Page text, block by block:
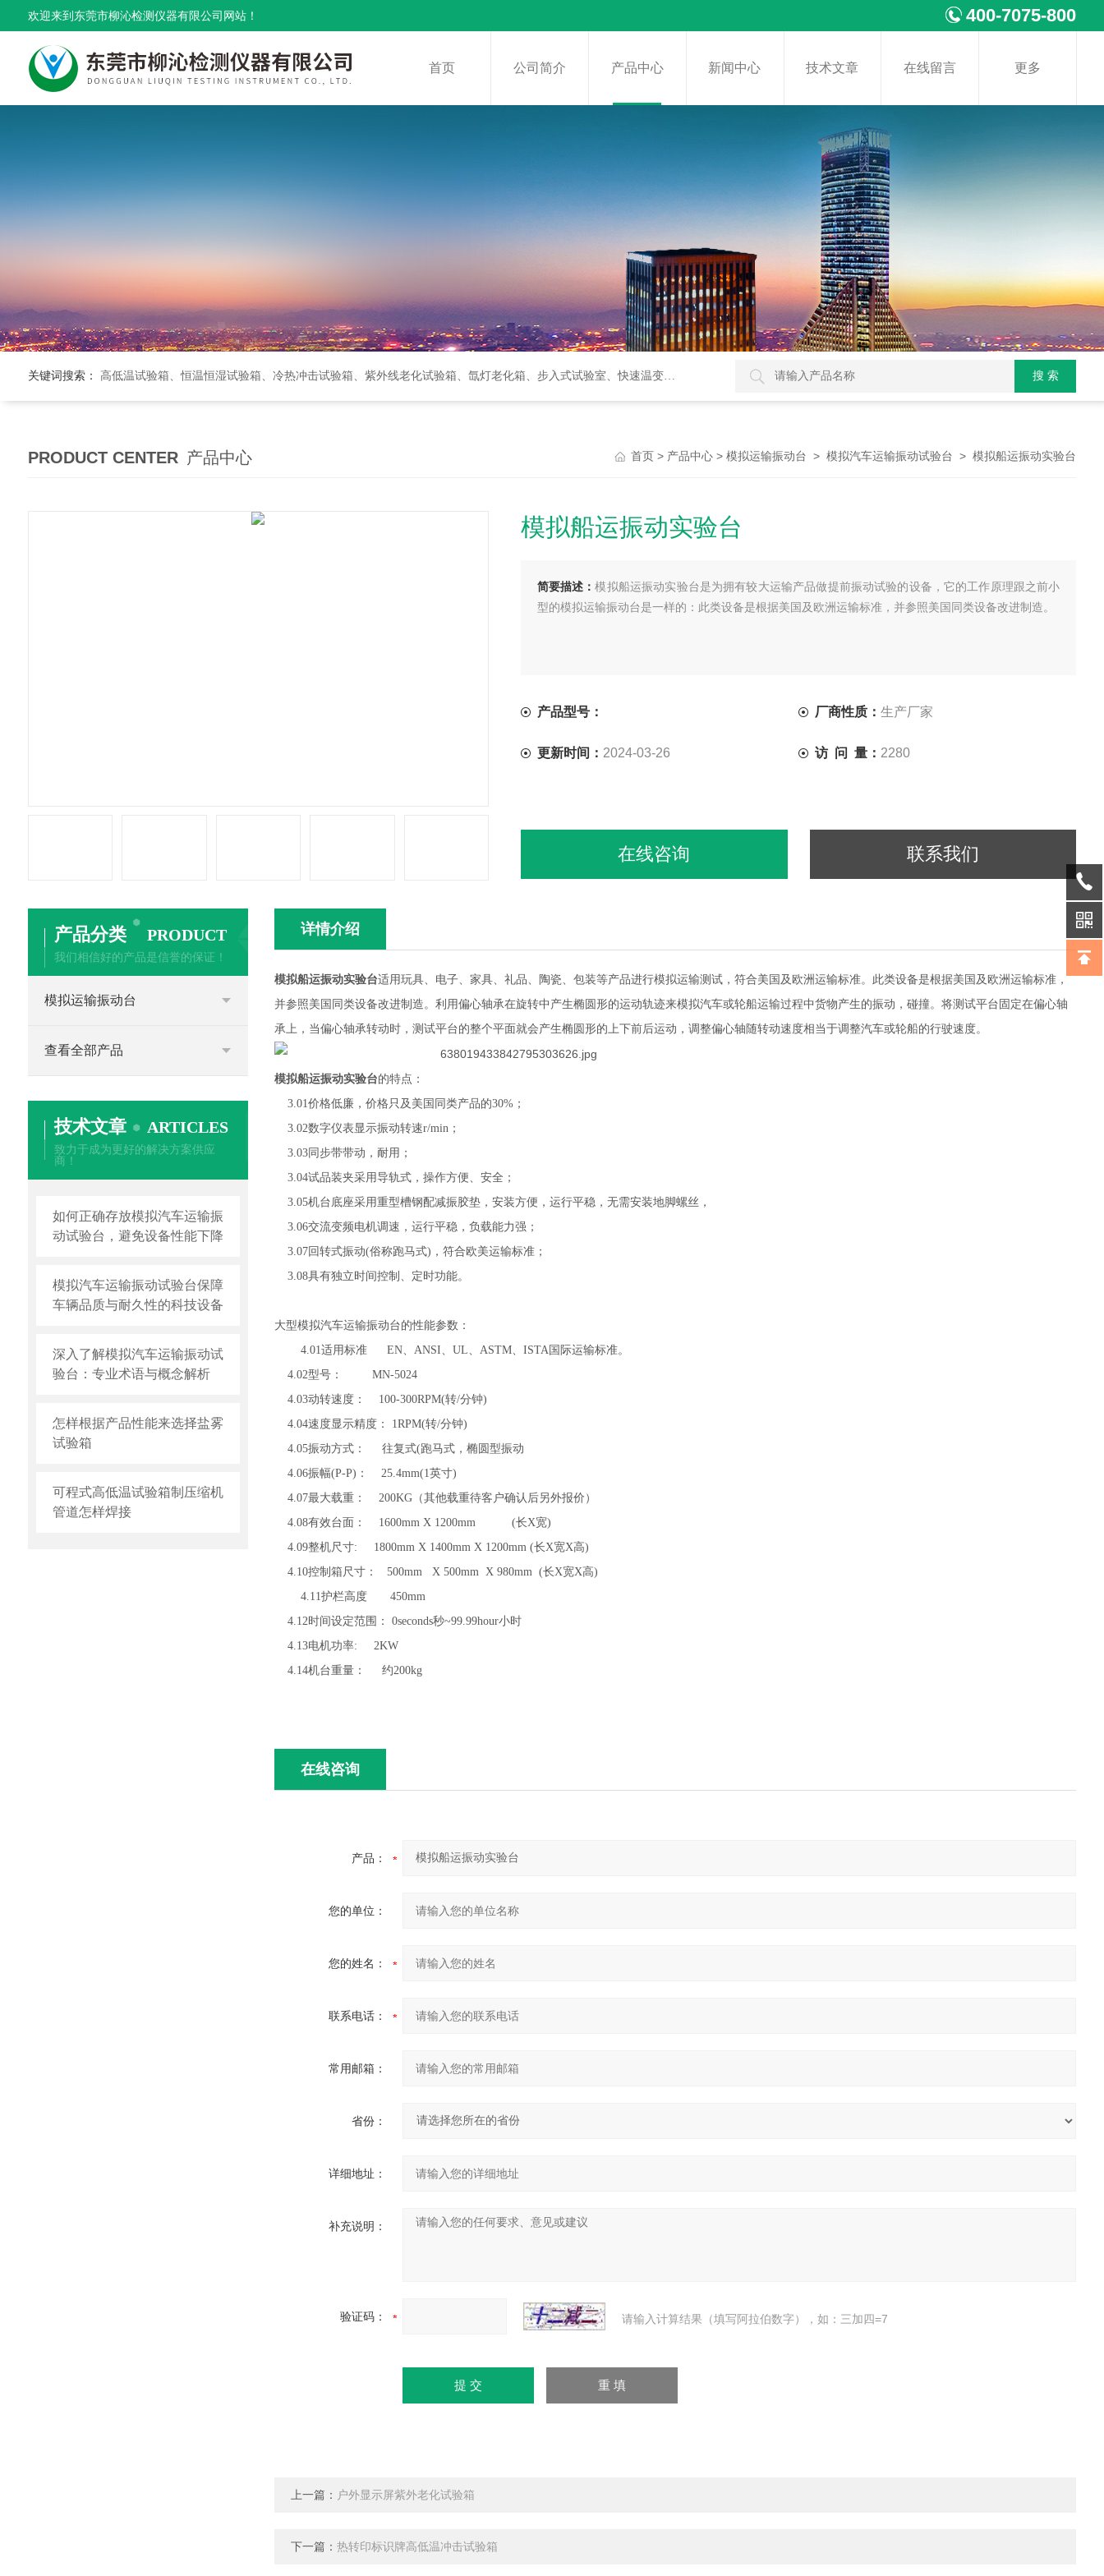
欢迎来到东莞市柳沁检测仪器有限公司网站！ 400-7075-800
首页 公司简介 产品中心 新闻中心 技术文章 在线留言 更多
关键词搜索： 高低温试验箱、恒温恒湿试验箱、冷热冲击试验箱、紫外线老化试验箱、氙灯老化箱、步入式试验室、快速温变箱、盐雾试验箱等等
PRODUCT CENTER 产品中心 首页 > 产品中心 >模拟运输振动台 >模拟汽车运输振动试验台 > 模拟船运振动实验台
模拟船运振动实验台
简要描述：模拟船运振动实验台是为拥有较大运输产品做提前振动试验的设备，它的工作原理跟之前小
型的模拟运输振动台是一样的：此类设备是根据美国及欧洲运输标准，并参照美国同类设备改进制造。
产品型号： 厂商性质：生产厂家
更新时间： 2024-03-26 访 问 量： 2280
在线咨询 联系我们
详情介绍
模拟船运振动实验台适用玩具、电子、家具、礼品、陶瓷、包装等产品进行模拟运输测试，符合美国及欧洲运输标准。 此类设备是根据美国及欧洲运输标准，
并参照美国同类设备改进制造。利用偏心轴承在旋转中产生椭圆形的运动轨迹来模拟汽车或轮船运输过程中货物产生的振动，碰撞。将测试平台固定在偏心轴
承上，当偏心轴承转动时，测试平台的整个平面就会产生椭圆形的上下前后运动，调整偏心轴随转动速度相当于调整汽车或轮船的行驶速度。
模拟船运振动实验台的特点：
3.01价格低廉，价格只及美国同类产品的30%；
3.02数字仪表显示振动转速r/min；
3.03同步带带动，耐用；
3.04试品装夹采用导轨式，操作方便、安全；
3.05机台底座采用重型槽钢配减振胶垫，安装方便，运行平稳，无需安装地脚螺丝，
3.06交流变频电机调速，运行平稳，负载能力强；
3.07回转式振动(俗称跑马式)，符合欧美运输标准；
3.08具有独立时间控制、定时功能。
大型模拟汽车运输振动台的性能参数：
4.01适用标准 EN、ANSI、UL、ASTM、ISTA国际运输标准。
4.02型号： MN-5024
4.03动转速度： 100-300RPM(转/分钟)
4.04速度显示精度： 1RPM(转/分钟)
4.05振动方式： 往复式(跑马式，椭圆型振动
4.06振幅(P-P)： 25.4mm(1英寸)
4.07最大载重： 200KG（其他载重待客户确认后另外报价）
4.08有效台面： 1600mm X 1200mm (长X宽)
4.09整机尺寸: 1800mm X 1400mm X 1200mm (长X宽X高)
4.10控制箱尺寸： 500mm X 500mm X 980mm (长X宽X高)
4.11护栏高度 450mm
4.12时间设定范围： 0seconds秒~99.99hour小时
4.13电机功率: 2KW
4.14机台重量： 约200kg
在线咨询
产品：
您的单位：
您的姓名：
联系电话：
常用邮箱：
省份：
详细地址：
补充说明：
验证码： 请输入计算结果（填写阿拉伯数字），如：三加四=7
上一篇： 户外显示屏紫外老化试验箱
下一篇： 热转印标识牌高低温冲击试验箱
产品分类 PRODUCT
我们相信好的产品是信誉的保证！
模拟运输振动台
查看全部产品
技术文章 ARTICLES
致力于成为更好的解决方案供应
商！
如何正确存放模拟汽车运输振
动试验台，避免设备性能下降
模拟汽车运输振动试验台保障
车辆品质与耐久性的科技设备
深入了解模拟汽车运输振动试
验台：专业术语与概念解析
怎样根据产品性能来选择盐雾
试验箱
可程式高低温试验箱制压缩机
管道怎样焊接